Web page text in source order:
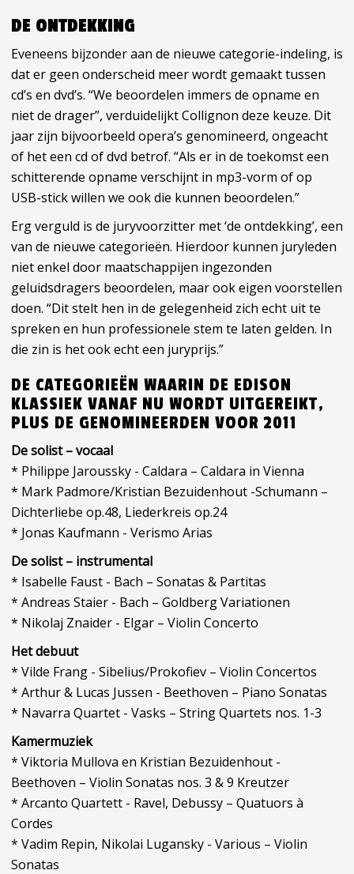
DE ONTDEKKING
Eveneens bijzonder aan de nieuwe categorie-indeling, is
dat er geen onderscheid meer wordt gemaakt tussen
cd’s en dvd’s. “We beoordelen immers de opname en
niet de drager”, verduidelijkt Collignon deze keuze. Dit
jaar zijn bijvoorbeeld opera’s genomineerd, ongeacht
of het een cd of dvd betrof. “Als er in de toekomst een
schitterende opname verschijnt in mp3-vorm of op
USB-stick willen we ook die kunnen beoordelen.”
Erg verguld is de juryvoorzitter met ‘de ontdekking’, een
van de nieuwe categorieën. Hierdoor kunnen juryleden
niet enkel door maatschappijen ingezonden
geluidsdragers beoordelen, maar ook eigen voorstellen
doen. “Dit stelt hen in de gelegenheid zich echt uit te
spreken en hun professionele stem te laten gelden. In
die zin is het ook echt een juryprijs.”
DE CATEGORIEËN WAARIN DE EDISON
KLASSIEK VANAF NU WORDT UITGEREIKT,
PLUS DE GENOMINEERDEN VOOR 2011
De solist – vocaal
* Philippe Jaroussky - Caldara – Caldara in Vienna
* Mark Padmore/Kristian Bezuidenhout -Schumann –
Dichterliebe op.48, Liederkreis op.24
* Jonas Kaufmann - Verismo Arias
De solist – instrumental
* Isabelle Faust - Bach – Sonatas & Partitas
* Andreas Staier - Bach – Goldberg Variationen
* Nikolaj Znaider - Elgar – Violin Concerto
Het debuut
* Vilde Frang - Sibelius/Prokofiev – Violin Concertos
* Arthur & Lucas Jussen - Beethoven – Piano Sonatas
* Navarra Quartet - Vasks – String Quartets nos. 1-3
Kamermuziek
* Viktoria Mullova en Kristian Bezuidenhout -
Beethoven – Violin Sonatas nos. 3 & 9 Kreutzer
* Arcanto Quartett - Ravel, Debussy – Quatuors à
Cordes
* Vadim Repin, Nikolai Lugansky - Various – Violin
Sonatas